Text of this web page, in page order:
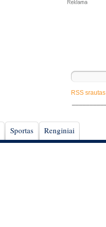
RSS srautas
Sportas Renginiai